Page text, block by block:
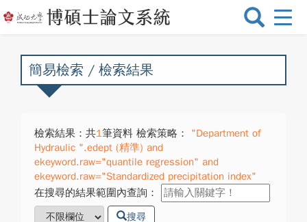
選
換
簡易檢索 / 檢索結果
檢索結果：共1筆資料 檢索策略：
"Department of
Hydraulic ".edept (精準) and
ekeyword.raw="quantile regression" and
ekeyword.raw="Standardized precipitation index"
在搜尋的結果範圍內查詢：
搜尋